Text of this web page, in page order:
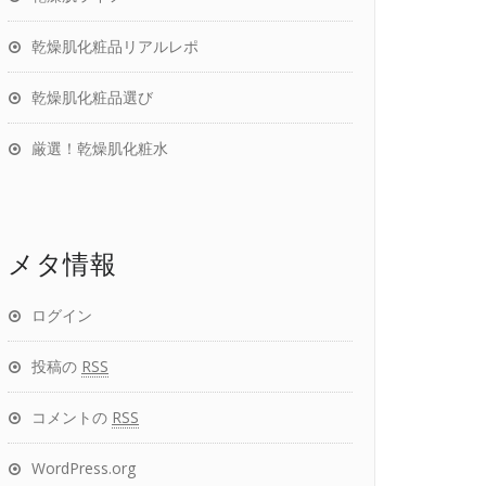
乾燥肌化粧品リアルレポ
乾燥肌化粧品選び
厳選！乾燥肌化粧水
メタ情報
ログイン
投稿の RSS
コメントの RSS
WordPress.org